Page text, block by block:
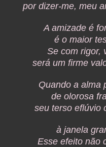
por dizer-me, meu
A amizade é
é o maior
Se com rigor,
será um firme
Quando a alma
de olorosa
seu terso eflúvio
à janela
Esse efeito não